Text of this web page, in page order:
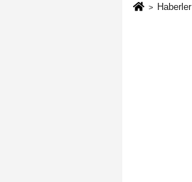
Haberler